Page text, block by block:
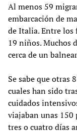
Al menos 59
embarcación de
de Italia. Entre los
19 niños. Muchos
cerca de un
Se sabe que otras
cuales han sido
cuidados
viajaban unas 150
tres o cuatro días